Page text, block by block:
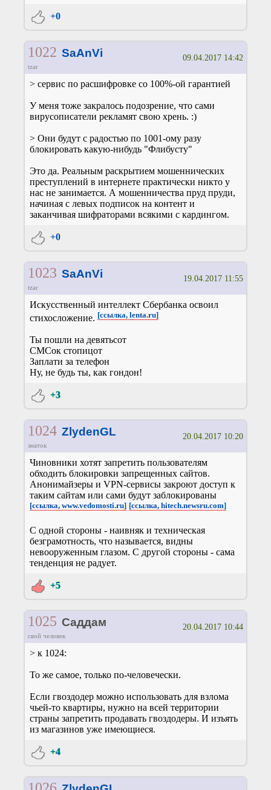
+0
1022 SaAnVi
tzar
09.04.2017 14:42
> сервис по расшифровке со 100%-ой гарантией
У меня тоже закралось подозрение, что сами
вирусописатели рекламят свою хрень. :)
> Они будут с радостью по 1001-ому разу
блокировать какую-нибудь "Флибусту"
Это да. Реальным раскрытием мошеннических
преступлений в интернете практически никто у
нас не занимается. А мошенничества пруд пруди,
начиная с левых подписок на контент и
заканчивая шифраторами всякими с кардингом.
+0
1023 SaAnVi
tzar
19.04.2017 11:55
Искусственный интеллект Сбербанка освоил
стихосложение. [ссылка, lenta.ru]
Ты пошли на девятьсот
СМСок стопицот
Заплати за телефон
Ну, не будь ты, как гондон!
+3
1024 ZlydenGL
знаток
20.04.2017 10:20
Чиновники хотят запретить пользователям
обходить блокировки запрещенных сайтов.
Анонимайзеры и VPN-сервисы закроют доступ к
таким сайтам или сами будут заблокированы
[ссылка, www.vedomosti.ru] [ссылка, hitech.newsru.com]
С одной стороны - наивняк и техническая
безграмотность, что называется, видны
невооруженным глазом. С другой стороны - сама
тенденция не радует.
+5
1025 Саддам
свой человек
20.04.2017 10:44
> к 1024:
То же самое, только по-человечески.
Если гвоздодер можно использовать для взлома
чьей-то квартиры, нужно на всей территории
страны запретить продавать гвоздодеры. И изъять
из магазинов уже имеющиеся.
+4